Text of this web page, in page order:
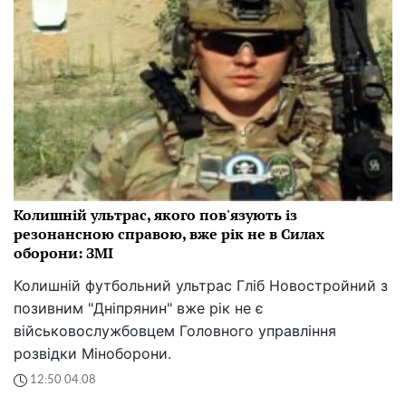
Колишній ультрас, якого пов'язують із
резонансною справою, вже рік не в Силах
оборони: ЗМІ
Колишній футбольний ультрас Гліб Новостройний з
позивним "Дніпрянин" вже рік не є
військовослужбовцем Головного управління
розвідки Міноборони.
12:50 04.08